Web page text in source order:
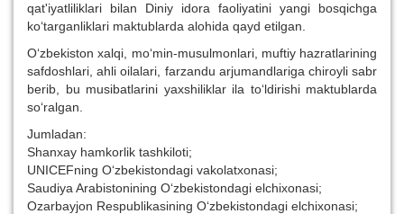
qat'iyatliliklari bilan Diniy idora faoliyatini yangi bosqichga
ko‘targanliklari maktublarda alohida qayd etilgan.
O‘zbekiston xalqi, mo‘min-musulmonlari, muftiy hazratlarining
safdoshlari, ahli oilalari, farzandu arjumandlariga chiroyli sabr
berib, bu musibatlarini yaxshiliklar ila to‘ldirishi maktublarda
so‘ralgan.
Jumladan:
Shanxay hamkorlik tashkiloti;
UNICEFning O‘zbekistondagi vakolatxonasi;
Saudiya Arabistonining O‘zbekistondagi elchixonasi;
Ozarbayjon Respublikasining O‘zbekistondagi elchixonasi;